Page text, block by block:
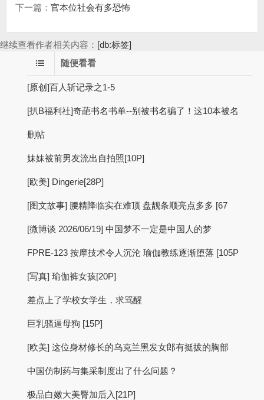
下一篇： 官本位社会有多恐怖
继续查看作者相关内容： [db:标签]
随便看看
[原创]百人斩记录之1-5
[扒B福利社]奇葩书名书单--别被书名骗了！这10本被名
删帖
妹妹被前男友流出自拍照[10P]
[欧美] Dingerie[28P]
[图文故事] 腰精降临实在难顶 盘靓条顺亮点多多 [67
[微博谈 2026/06/19] 中国梦不一定是中国人的梦
FPRE-123 按摩技术令人沉沦 瑜伽教练逐渐堕落 [105P
[写真] 瑜伽裤女孩[20P]
差点上了学校女学生，求骂醒
巨乳骚逼母狗 [15P]
[欧美] 这位身材修长的乌克兰黑发女郎有挺拔的胸部
中国仿制药与集采制度出了什么问题？
极品白嫩大美臀加后入[21P]